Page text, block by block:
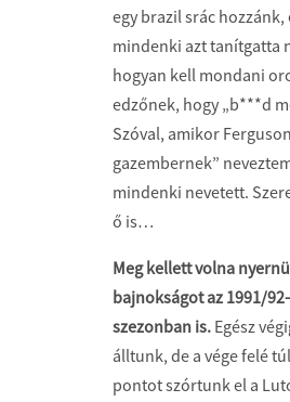
egy brazil srác hozzánk,
mindenki azt tanítgatta
hogyan kell mondani
edzőnek, hogy „b***d
Szóval, amikor
gazembernek”
mindenki nevetett.
ő is…
Meg kellett volna
bajnokságot az 1991/
szezonban is. Egész
álltunk, de a vége felé
pontot szórtunk el a